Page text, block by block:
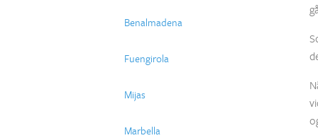
Benalmadena
Fuengirola
Mijas
Marbella